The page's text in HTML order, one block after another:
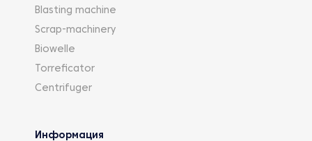
Blasting machine
Scrap-machinery
Biowelle
Torreficator
Centrifuger
Информация